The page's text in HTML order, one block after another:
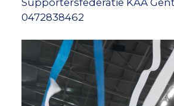
0472838462